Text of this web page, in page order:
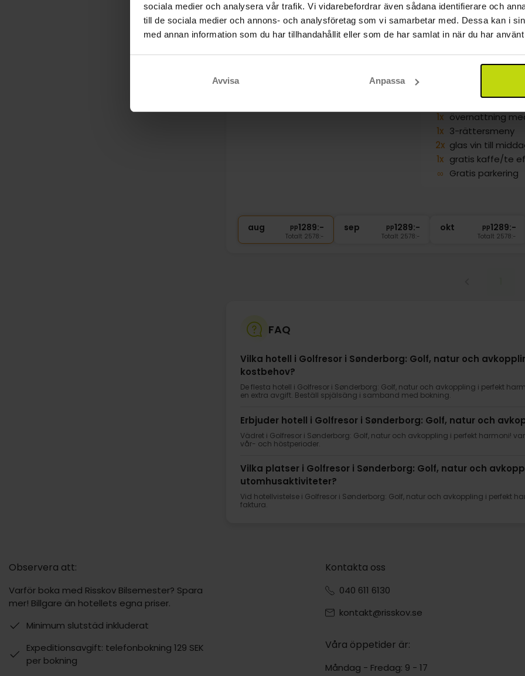
sociala medier och analysera vår trafik. Vi vidarebefordrar även sådana identifierare och
till de sociala medier och annons- och analysföretag som vi samarbetar med. Dessa kan i
med annan information som du har tillhandahållit eller som de har samlat in när du har
Avvisa Anpassa
Inkl. 3-rätters
1x övernattning
1x 3-rättersmeny
2x glas vin till
1x gratis kaffe/te
∞ Gratis parkering
aug pp1289:-
Totalt 2578:-
sep pp1289:-
Totalt 2578:-
okt pp1289:-
Totalt 2578:-
FAQ
Vilka hotell i Golfresor i Sønderborg: Golf, natur och
kostbehov?
De flesta hotell i Golfresor i Sønderborg: Golf, natur och avkoppling i perfekt
en extra avgift. Beställ spjälsäng i samband med bokning.
Erbjuder hotell i Golfresor i Sønderborg: Golf, natur och
Vädret i Golfresor i Sønderborg: Golf, natur och avkoppling i perfekt harmoni!
vår- och höstperioder.
Vilka platser i Golfresor i Sønderborg: Golf, natur och
utomhusaktiviteter?
Vid hotellvistelse i Golfresor i Sønderborg: Golf, natur och avkoppling i perfekt
faktura.
Observera att:
Varför boka med Risskov Bilsemester? Spara
mer! Billgare än hotellets egna priser.
Minimum slutstäd inkluderat
Expeditionsavgift: telefonbokning 129 SEK
per bokning
Kontakta oss
040 611 6130
kontakt@risskov.se
Våra öppetider är:
Måndag - Fredag: 9 - 17